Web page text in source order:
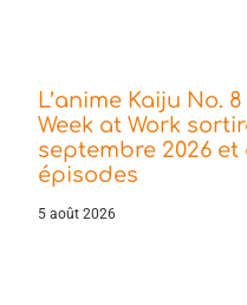
L’anime Kaiju No.
Week at Work
septembre 2026 et
épisodes
5 août 2026